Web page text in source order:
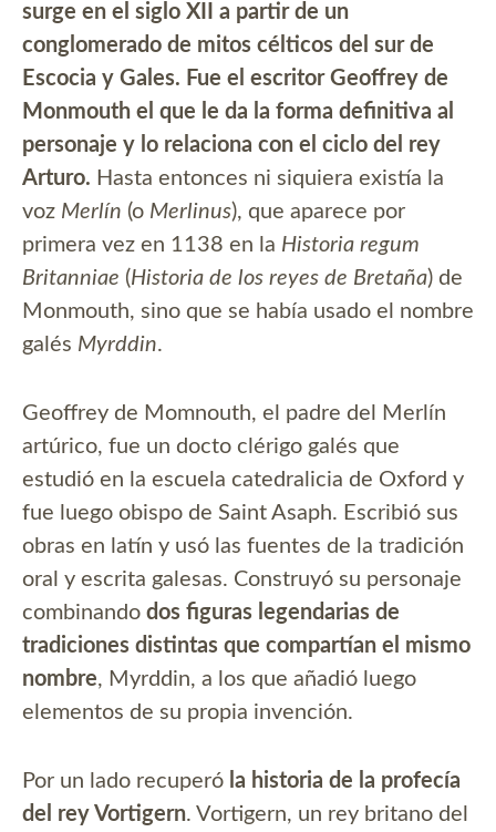
surge en el siglo XII a partir de un
conglomerado de mitos célticos del sur de
Escocia y Gales. Fue el escritor Geoffrey de
Monmouth el que le da la forma definitiva al
personaje y lo relaciona con el ciclo del rey
Arturo. Hasta entonces ni siquiera existía la
voz Merlín (o Merlinus), que aparece por
primera vez en 1138 en la Historia regum
Britanniae (Historia de los reyes de Bretaña) de
Monmouth, sino que se había usado el nombre
galés Myrddin.
Geoffrey de Momnouth, el padre del Merlín
artúrico, fue un docto clérigo galés que
estudió en la escuela catedralicia de Oxford y
fue luego obispo de Saint Asaph. Escribió sus
obras en latín y usó las fuentes de la tradición
oral y escrita galesas. Construyó su personaje
combinando dos figuras legendarias de
tradiciones distintas que compartían el mismo
nombre, Myrddin, a los que añadió luego
elementos de su propia invención.
Por un lado recuperó la historia de la profecía
del rey Vortigern. Vortigern, un rey britano del